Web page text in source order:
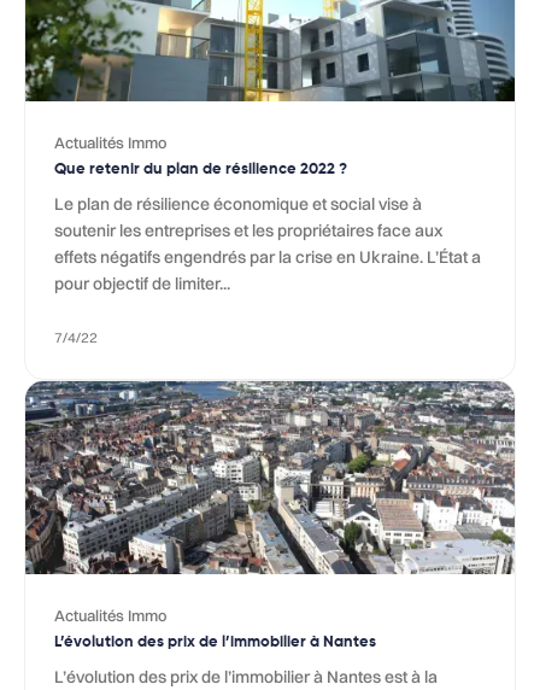
Actualités Immo
Que retenir du plan de résilience 2022 ?
Le plan de résilience économique et social vise à
soutenir les entreprises et les propriétaires face aux
effets négatifs engendrés par la crise en Ukraine. L’État a
pour objectif de limiter...
7/4/22
Actualités Immo
L’évolution des prix de l’immobilier à Nantes
L’évolution des prix de l’immobilier à Nantes est à la